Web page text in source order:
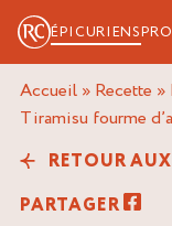
ÉPICURIENS
Accueil » Recette »
tiramisu fourme
RETOUR
PARTAGER